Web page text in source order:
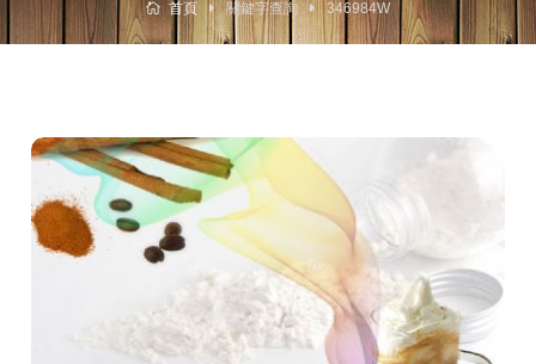
首頁 關鍵字查詢 346984W